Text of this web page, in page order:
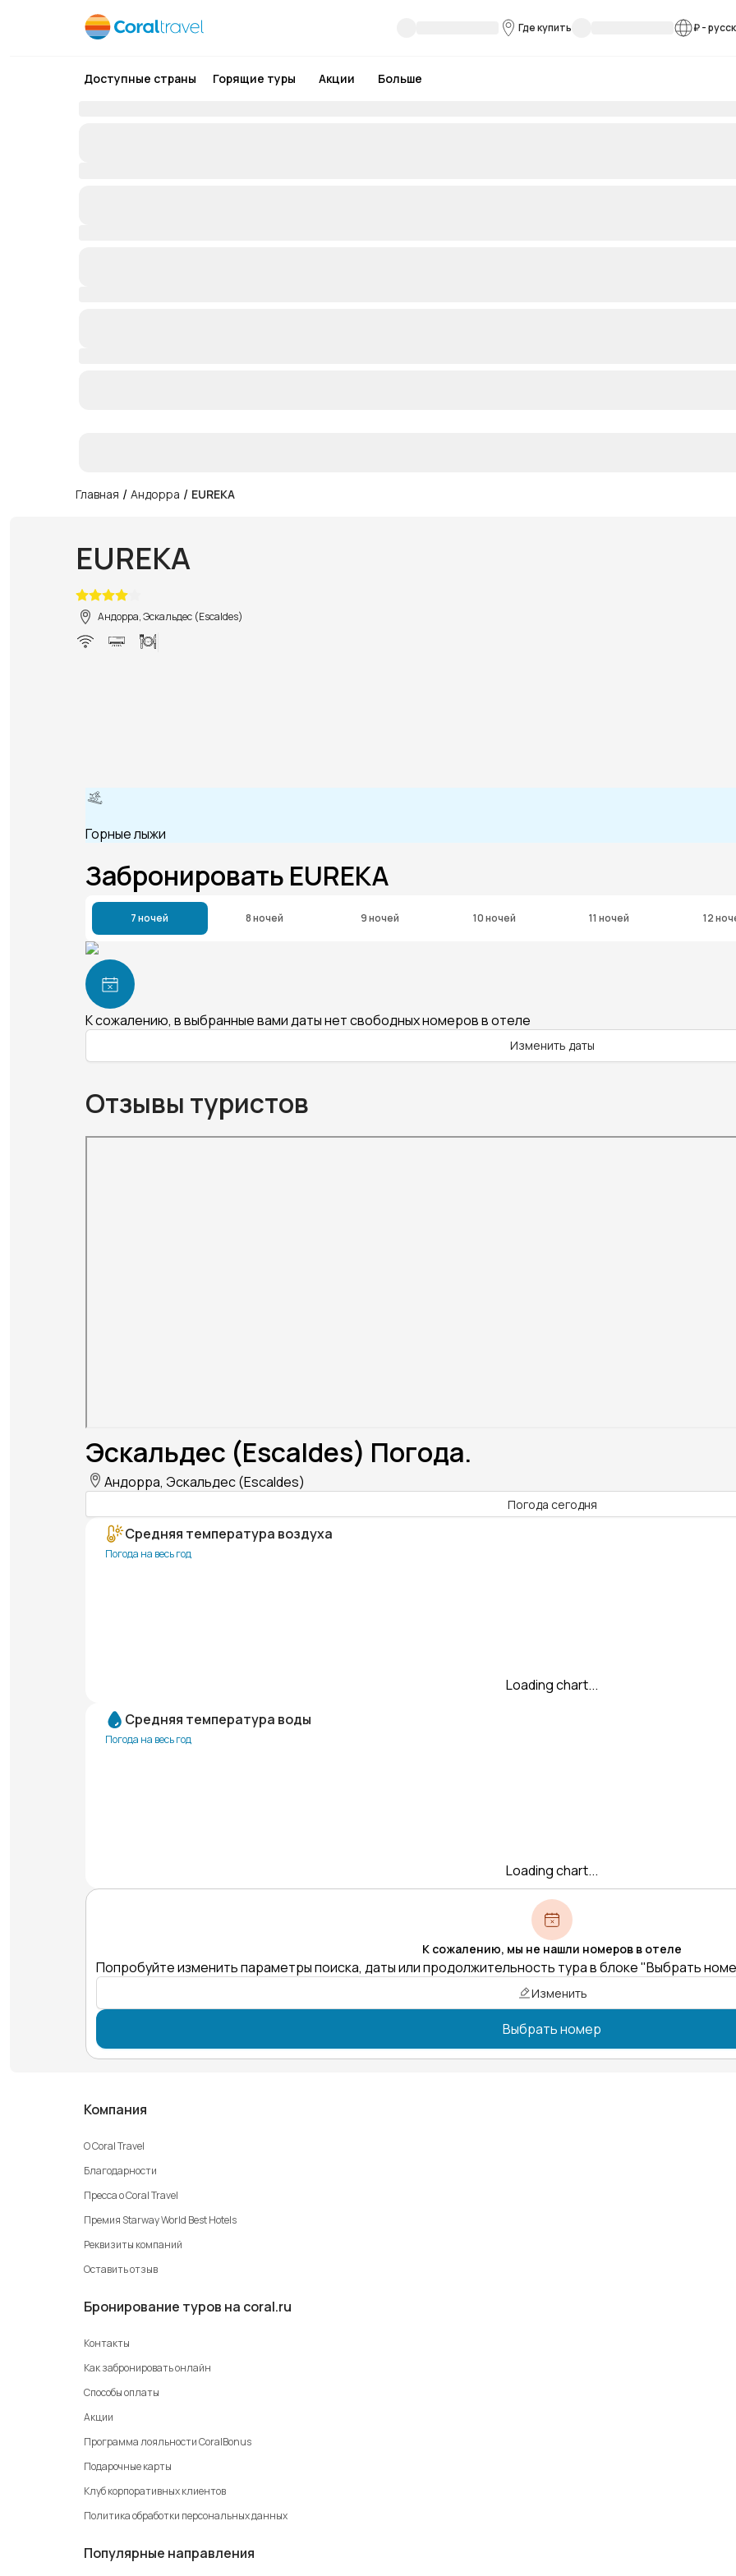
Где купить ₽-
Доступные страны Горящие туры Акции Больше
Главная / Андорра / EUREKA
EUREKA
Андорра, Эскальдес (Escaldes)
Горные лыжи
Забронировать EUREKA
7 ночей 8 ночей 9 ночей 10 ночей 11 ночей 12
К сожалению, в выбранные вами даты нет свободных номеров в отеле
Изменить даты
Отзывы туристов
Эскальдес (Escaldes) Погода.
Андорра, Эскальдес (Escaldes)
Погода сегодня
Средняя температура воздуха
Погода на весь год
Loading chart...
Средняя температура воды
Погода на весь год
Loading chart...
К сожалению, мы не нашли номеров в отеле
Попробуйте изменить параметры поиска, даты или продолжительность тура в блоке "Выбрать
Изменить
Выбрать номер
Компания
О Coral Travel
Благодарности
Пресса о Coral Travel
Премия Starway World Best Hotels
Реквизиты компаний
Оставить отзыв
Бронирование туров на coral.ru
Контакты
Как забронировать онлайн
Способы оплаты
Акции
Программа лояльности CoralBonus
Подарочные карты
Клуб корпоративных клиентов
Политика обработки персональных данных
Популярные направления